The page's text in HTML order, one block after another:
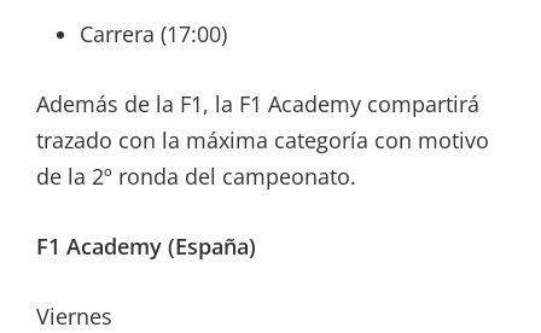
Carrera (17:00)
Además de la F1, la F1 Academy compartirá
trazado con la máxima categoría con motivo
de la 2º ronda del campeonato.
F1 Academy (España)
Viernes